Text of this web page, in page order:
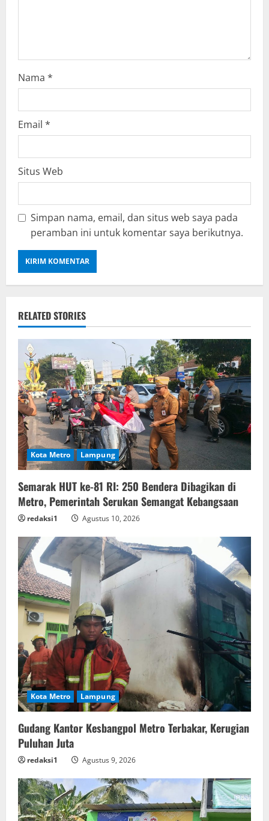
g
Nama *
Email *
Situs Web
Simpan nama, email, dan situs web saya pada
peramban ini untuk komentar saya berikutnya.
RELATED STORIES
Kota Metro Lampung
Semarak HUT ke-81 RI: 250 Bendera Dibagikan di
Metro, Pemerintah Serukan Semangat Kebangsaan
redaksi1 Agustus 10, 2026
Kota Metro Lampung
Gudang Kantor Kesbangpol Metro Terbakar, Kerugian
Puluhan Juta
redaksi1 Agustus 9, 2026